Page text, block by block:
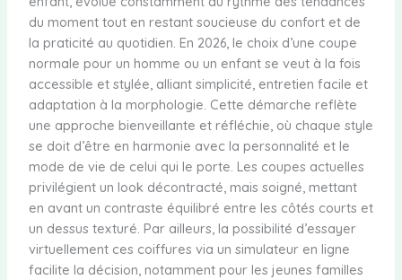
du moment tout en restant soucieuse du confort et de
la praticité au quotidien. En 2026, le choix d’une coupe
normale pour un homme ou un enfant se veut à la fois
accessible et stylée, alliant simplicité, entretien facile et
adaptation à la morphologie. Cette démarche reflète
une approche bienveillante et réfléchie, où chaque style
se doit d’être en harmonie avec la personnalité et le
mode de vie de celui qui le porte. Les coupes actuelles
privilégient un look décontracté, mais soigné, mettant
en avant un contraste équilibré entre les côtés courts et
un dessus texturé. Par ailleurs, la possibilité d’essayer
virtuellement ces coiffures via un simulateur en ligne
facilite la décision, notamment pour les jeunes familles